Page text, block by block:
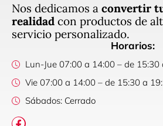
Nos dedicamos a convertir
realidad con productos de
servicio personalizado.
Horarios:
Lun-Jue 07:00 a 14:00 – de 15:30
Vie 07:00 a 14:00 – de 15:30 a
Sábados: Cerrado